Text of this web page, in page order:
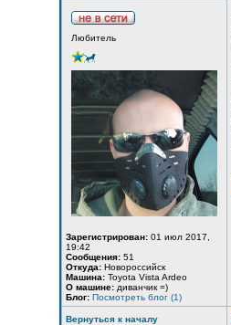
Любитель
Зарегистрирован: 01 июл 2017,
19:42
Сообщения: 51
Откуда: Новороссийск
Машина: Toyota Vista Ardeo
О машине: диванчик =)
Блог: Посмотреть блог (1)
Вернуться к началу